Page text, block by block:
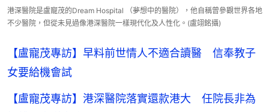
港深醫院是盧寵茂的Dream Hospital （夢想中的醫院），他自稱曾參觀世界各地
不少醫院，但從未見過像港深醫院一樣現代化及人性化。(盧翊銘攝)
【盧寵茂專訪】早料前世情人不適合讀醫 信奉教子
女要給機會試
【盧寵茂專訪】港深醫院落實還款港大 任院長非為